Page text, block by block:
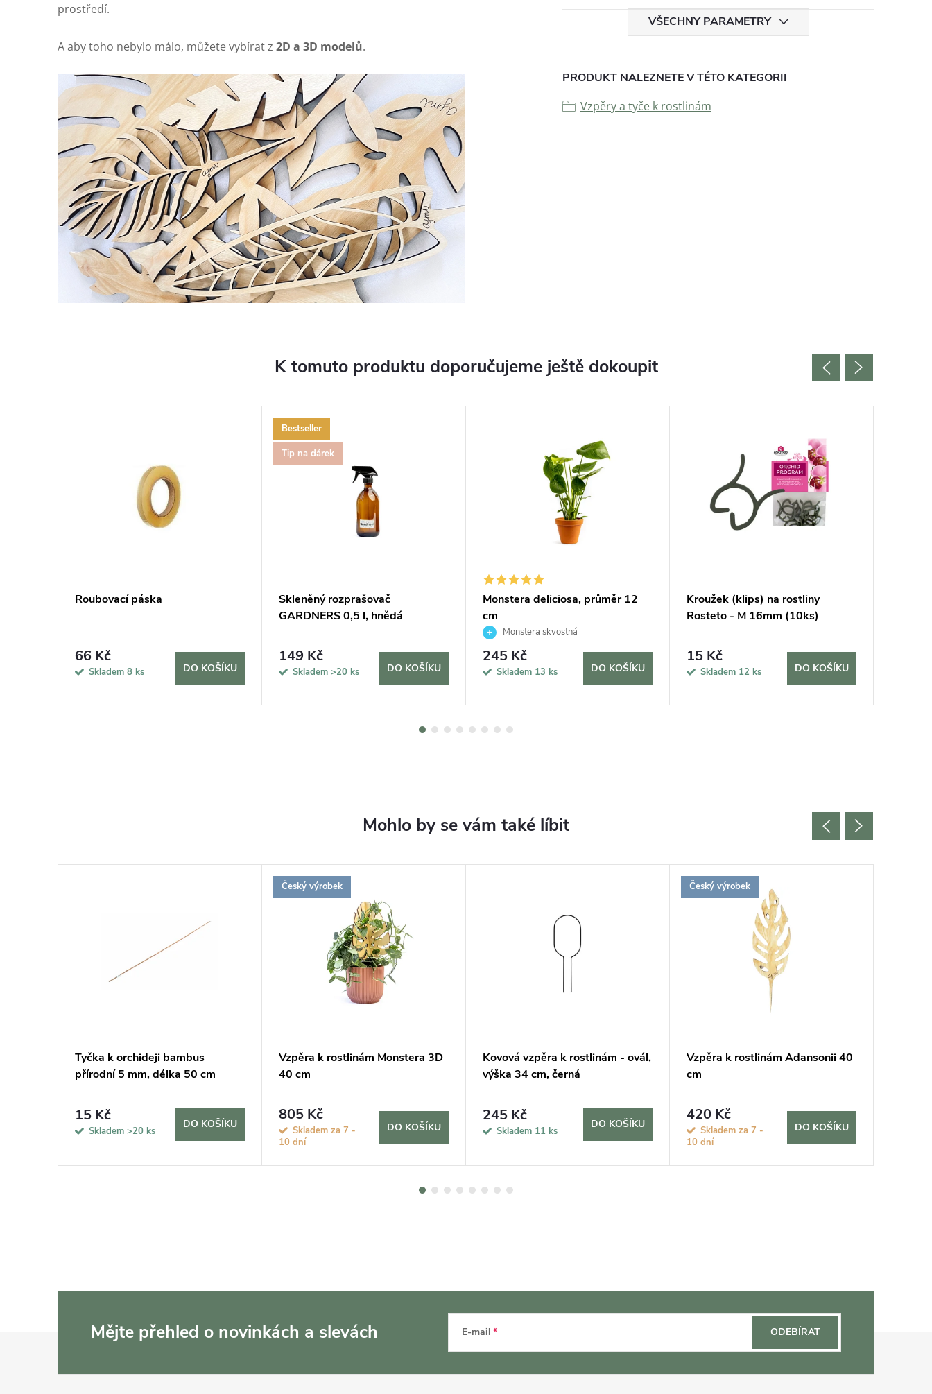
prostředí.
A aby toho nebylo málo, můžete vybírat z 2D a 3D modelů.
VŠECHNY PARAMETRY
PRODUKT NALEZNETE V TÉTO KATEGORII
Vzpěry a tyče k rostlinám
K tomuto produktu doporučujeme ještě dokoupit
Roubovací páska
66 Kč
Skladem 8 ks DO KOŠÍKU
Bestseller
Tip na dárek
Skleněný rozprašovač
GARDNERS 0,5 l, hnědá
149 Kč
Skladem >20 ks DO KOŠÍKU
Monstera deliciosa, průměr 12
cm
Monstera skvostná
245 Kč
Skladem 13 ks DO KOŠÍKU
Kroužek (klips) na rostliny
Rosteto - M 16mm (10ks)
15 Kč
Skladem 12 ks DO KOŠÍKU
Tyčka k orchideji bambus
přírodní 5 mm, délka 50 cm
15 Kč
Skladem >20 ks
DO KOŠÍKU
Český výrobek
Vzpěra k rostlinám Monstera 3D
40 cm
805 Kč
Skladem za 7 -
10 dní
DO KOŠÍKU
Kovová vzpěra k rostlinám - ovál,
výška 34 cm, černá
245 Kč
Skladem 11 ks
DO KOŠÍKU
Český výrobek
Vzpěra k rostlinám Adansonii 40
cm
420 Kč
Skladem za 7 -
10 dní
DO KOŠÍKU
Mějte přehled o novinkách a slevách E-mail ODEBÍRAT